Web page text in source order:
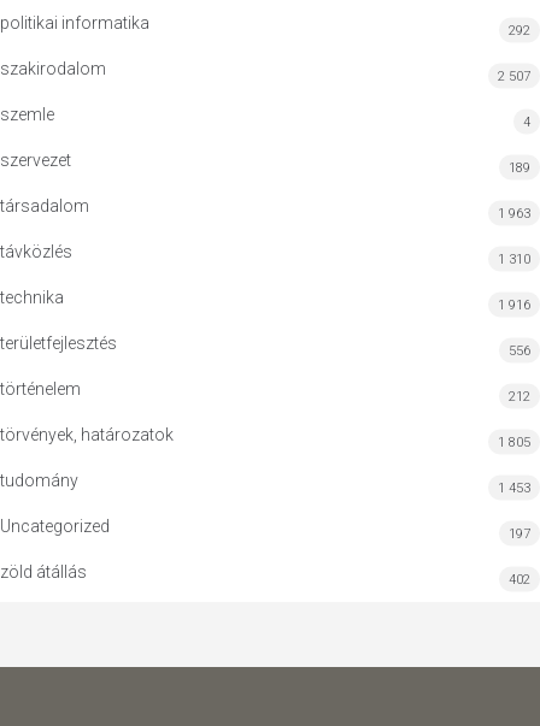
politikai informatika 292
szakirodalom 2 507
szemle 4
szervezet 189
társadalom 1 963
távközlés 1 310
technika 1 916
területfejlesztés 556
történelem 212
törvények, határozatok 1 805
tudomány 1 453
Uncategorized 197
zöld átállás 402